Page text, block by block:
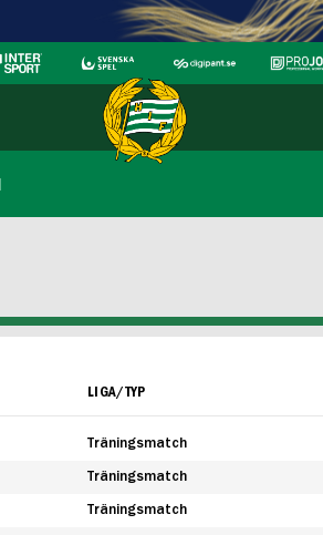
LIGA/TYP
Träningsmatch
Träningsmatch
Träningsmatch